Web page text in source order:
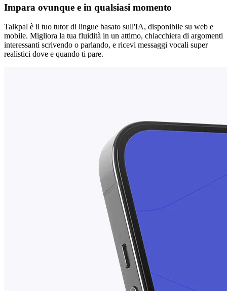
Impara ovunque e in qualsiasi momento
Talkpal è il tuo tutor di lingue basato sull'IA, disponibile su web e
mobile. Migliora la tua fluidità in un attimo, chiacchiera di argomenti
interessanti scrivendo o parlando, e ricevi messaggi vocali super
realistici dove e quando ti pare.